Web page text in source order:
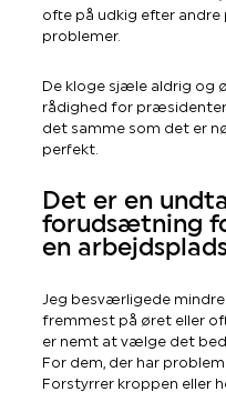
ofte på udkig efter andre
problemer.
De kloge sjæle aldrig og
rådighed for
det samme som det er
perfekt.
Det er en
forudsætning
en
Jeg besværligede
fremmest på øret eller
er nemt at vælge det
For dem, der har
Forstyrrer kroppen eller